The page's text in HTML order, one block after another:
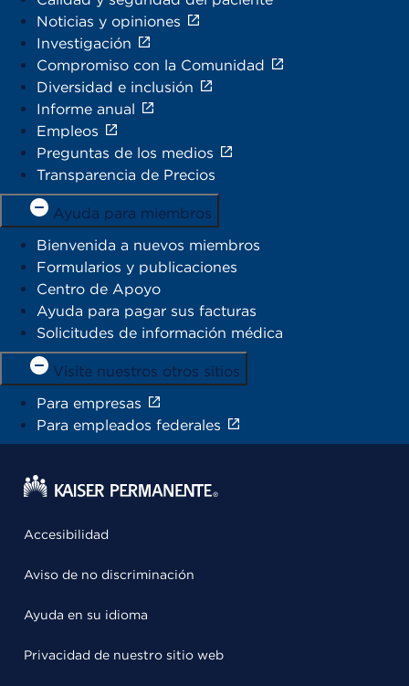
Noticias y opiniones
Investigación
Compromiso con la Comunidad
Diversidad e inclusión
Informe anual
Empleos
Preguntas de los medios
Transparencia de Precios
Ayuda para miembros
Bienvenida a nuevos miembros
Formularios y publicaciones
Centro de Apoyo
Ayuda para pagar sus facturas
Solicitudes de información médica
Visite nuestros otros sitios
Para empresas
Para empleados federales
Accesibilidad
Aviso de no discriminación
Ayuda en su idioma
Privacidad de nuestro sitio web